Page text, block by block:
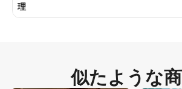
理
似たような